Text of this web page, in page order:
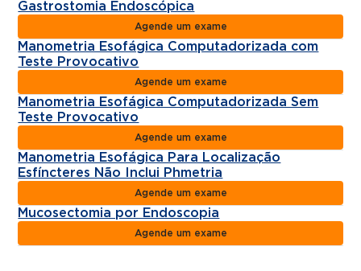
Gastrostomia Endoscópica
Agende um exame
Manometria Esofágica Computadorizada com
Teste Provocativo
Agende um exame
Manometria Esofágica Computadorizada Sem
Teste Provocativo
Agende um exame
Manometria Esofágica Para Localização
Esfíncteres Não Inclui Phmetria
Agende um exame
Mucosectomia por Endoscopia
Agende um exame